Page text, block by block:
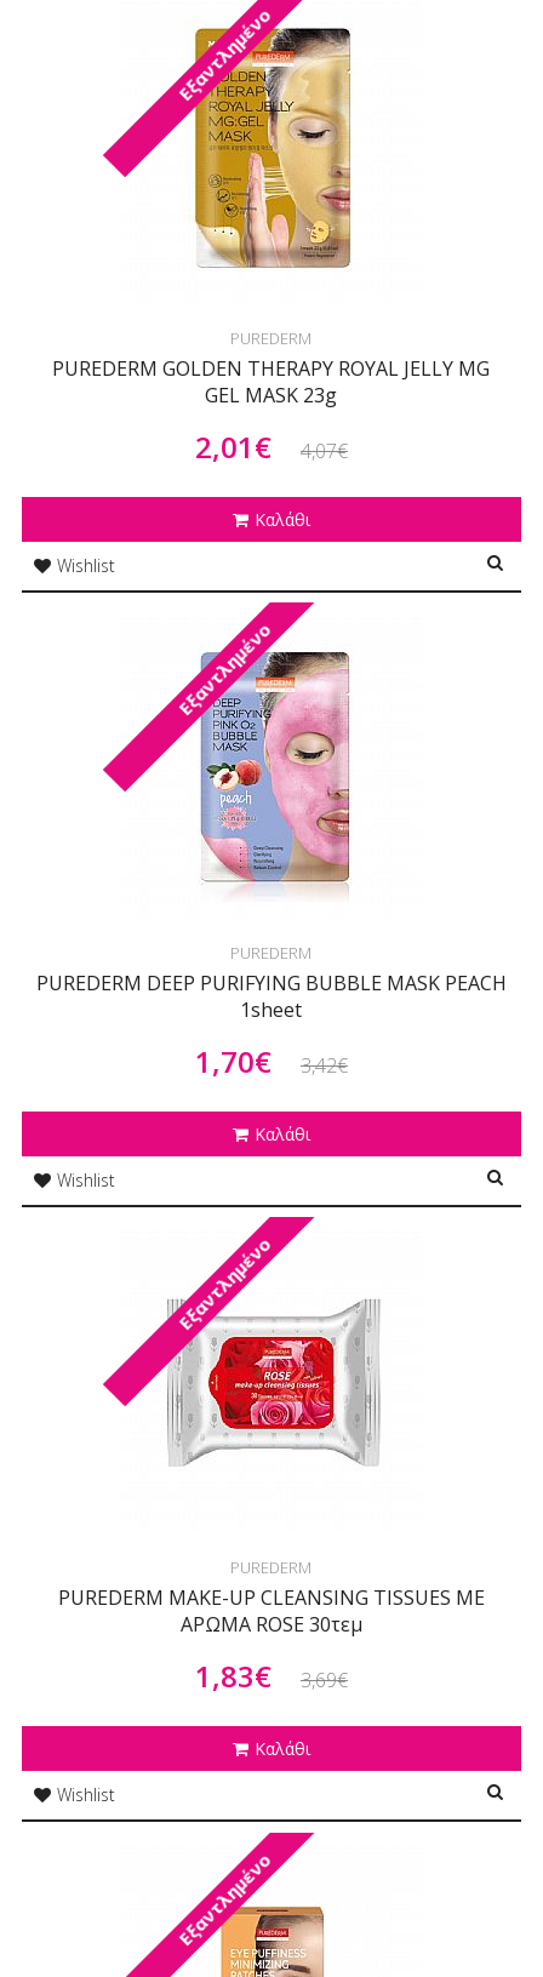
Εξαντλημένο
PUREDERM
PUREDERM GOLDEN THERAPY ROYAL JELLY MG
GEL MASK 23g
2,01€ 4,07€
Καλάθι
Wishlist
Εξαντλημένο
PUREDERM
PUREDERM DEEP PURIFYING BUBBLE MASK PEACH
1sheet
1,70€ 3,42€
Καλάθι
Wishlist
Εξαντλημένο
PUREDERM
PUREDERM MAKE-UP CLEANSING TISSUES ΜΕ
ΑΡΩΜΑ ROSE 30τεμ
1,83€ 3,69€
Καλάθι
Wishlist
Εξαντλημένο